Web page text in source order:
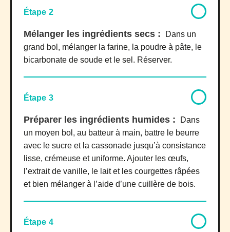
Étape 2
Mélanger les ingrédients secs :
Dans un
grand bol, mélanger la farine, la poudre à pâte, le
bicarbonate de soude et le sel. Réserver.
Étape 3
Préparer les ingrédients humides :
Dans
un moyen bol, au batteur à main, battre le beurre
avec le sucre et la cassonade jusqu’à consistance
lisse, crémeuse et uniforme. Ajouter les œufs,
l’extrait de vanille, le lait et les courgettes râpées
et bien mélanger à l’aide d’une cuillère de bois.
Étape 4